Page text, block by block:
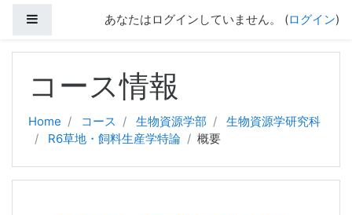
サイドパネルあなたはログインしていません。 (ログイン)
コース情報
Home コース 生物資源学部
生物資源学研究科
R6草地・飼料生産学特論
概要